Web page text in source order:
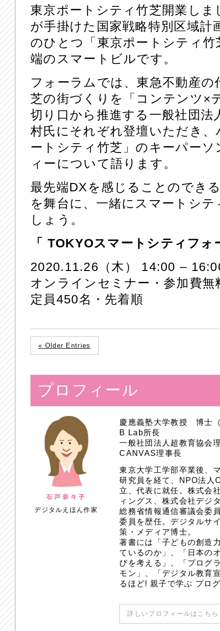
東京ポートシティ竹芝開業し
が手掛けた国家戦略特別区域
のひとつ「東京ポートシティ
端のスマートビルです。
フォーラムでは、東急不動産の
芝の街づくりを「コンテンツ×
切り口から推進する一般社団法
村氏にそれぞれ登壇いただき
ートシティ竹芝」のキーパー
ィーについて語ります。
最先端DXを感じることのでき
を舞台に、一緒にスマートシ
しょう。
「 TOKYOスマートシティフォ
2020.11.26（木） 14:00 –
オンラインセミナー・参加費無
定員450名・先着順
« Older Entries
プロフィール
デジタルえほん作家
慶應義塾大学教授 博士
B Lab所長
一般社団法人超教育協会
CANVAS理事長
東京大学工学部卒業後、
研究員を経て、NPO法人
立、代表に就任。株式会
ィングス、株式会社デジ
総務省情報通信審議会委
委員を歴任。デジタルサ
策・メディア博士。
著書には「子どもの創造
ているのか」、「日本の
びを考える」、「プログ
モン」、「デジタル教育
るほど! 親子で学ぶ プロ
詳しいプロフィールはこち